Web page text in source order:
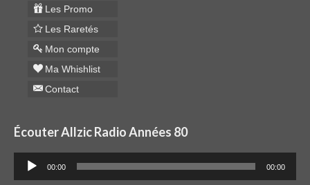
Les Promo
Les Raretés
Mon compte
Ma Whishlist
Contact
Écouter Allzic Radio Années 80
Lecteur
audio
00:00 00:00